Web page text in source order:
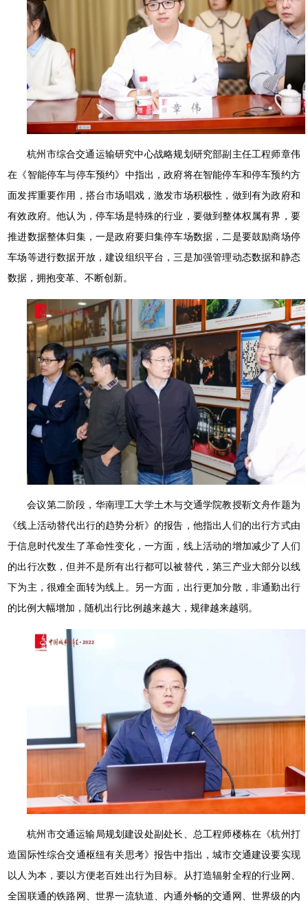
杭州市综合交通运输研究中心战略规划研究部副主任工程师章伟
在《智能停车与停车预约》中指出，政府将在智能停车和停车预约方
面发挥重要作用，搭台市场唱戏，激发市场积极性，做到有为政府和
有效政府。他认为，停车场是特殊的行业，要做到整体权属有界，要
推进数据整体归集，一是政府要归集停车场数据，二是要鼓励商场停
车场等进行数据开放，建设组织平台，三是加强管理动态数据和静态
数据，拥抱变革、不断创新。
会议第二阶段，华南理工大学土木与交通学院教授靳文舟作题为
《线上活动替代出行的趋势分析》的报告，他指出人们的出行方式由
于信息时代发生了革命性变化，一方面，线上活动的增加减少了人们
的出行次数，但并不是所有出行都可以被替代，第三产业大部分以线
下为主，很难全面转为线上。另一方面，出行更加分散，非通勤出行
的比例大幅增加，随机出行比例越来越大，规律越来越弱。
杭州市交通运输局规划建设处副处长、总工程师楼栋在《杭州打
造国际性综合交通枢纽有关思考》报告中指出，城市交通建设要实现
以人为本，要以方便老百姓出行为目标。从打造辐射全程的行业网、
全国联通的铁路网、世界一流轨道、内通外畅的交通网、世界级的内